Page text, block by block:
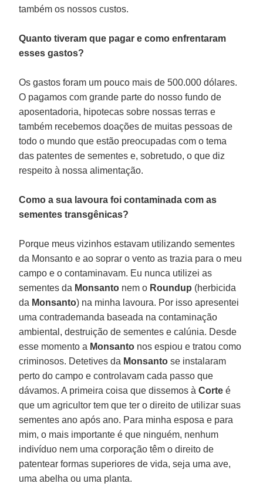
também os nossos custos.
Quanto tiveram que pagar e como enfrentaram
esses gastos?
Os gastos foram um pouco mais de 500.000 dólares.
O pagamos com grande parte do nosso fundo de
aposentadoria, hipotecas sobre nossas terras e
também recebemos doações de muitas pessoas de
todo o mundo que estão preocupadas com o tema
das patentes de sementes e, sobretudo, o que diz
respeito à nossa alimentação.
Como a sua lavoura foi contaminada com as
sementes transgênicas?
Porque meus vizinhos estavam utilizando sementes
da Monsanto e ao soprar o vento as trazia para o meu
campo e o contaminavam. Eu nunca utilizei as
sementes da Monsanto nem o Roundup (herbicida
da Monsanto) na minha lavoura. Por isso apresentei
uma contrademanda baseada na contaminação
ambiental, destruição de sementes e calúnia. Desde
esse momento a Monsanto nos espiou e tratou como
criminosos. Detetives da Monsantose instalaram
perto do campo e controlavam cada passo que
dávamos. A primeira coisa que dissemos àCorteé
que um agricultor tem que ter o direito de utilizar suas
sementes ano após ano. Para minha esposa e para
mim, o mais importante é que ninguém, nenhum
indivíduo nem uma corporação têm o direito de
patentear formas superiores de vida, seja uma ave,
uma abelha ou uma planta.